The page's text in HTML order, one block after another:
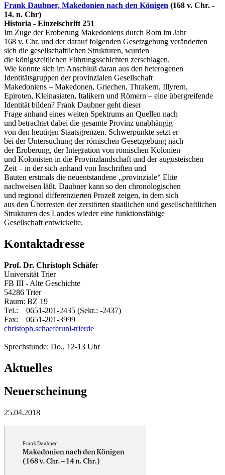
Frank Daubner, Makedonien nach den Königen (168 v. Chr. -
14. n. Chr)
Historia - Einzelschrift 251
Im Zuge der Eroberung Makedoniens durch Rom im Jahr
168 v. Chr. und der darauf folgenden Gesetzgebung veränderten
sich die gesellschaftlichen Strukturen, wurden
die königszeitlichen Führungsschichten zerschlagen.
Wie konnte sich im Anschluß daran aus den heterogenen
Identitätsgruppen der provinzialen Gesellschaft
Makedoniens – Makedonen, Griechen, Thrakern, Illyrern,
Epiroten, Kleinasiaten, Italikern und Römern – eine übergreifende
Identität bilden? Frank Daubner geht dieser
Frage anhand eines weiten Spektrums an Quellen nach
und betrachtet dabei die gesamte Provinz unabhängig
von den heutigen Staatsgrenzen. Schwerpunkte setzt er
bei der Untersuchung der römischen Gesetzgebung nach
der Eroberung, der Integration von römischen Kolonien
und Kolonisten in die Provinzlandschaft und der augusteischen
Zeit – in der sich anhand von Inschriften und
Bauten erstmals die neuentstandene „provinziale“ Elite
nachweisen läßt. Daubner kann so den chronologischen
und regional differenzierten Prozeß zeigen, in dem sich
aus den Überresten der zerstörten staatlichen und gesellschaftlichen
Strukturen des Landes wieder eine funktionsfähige
Gesellschaft entwickelte.
Kontaktadresse
Prof. Dr. Christoph Schäfer
Universität Trier
FB III - Alte Geschichte
54286 Trier
Raum: BZ 19
Tel.: 0651-201-2435 (Sekr.: -2437)
Fax: 0651-201-3999
christoph.schaeferuni-trierde
Sprechstunde: Do., 12-13 Uhr
Aktuelles
Neuerscheinung
25.04.2018